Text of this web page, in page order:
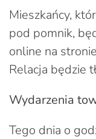
Mieszkańcy,
pod pomnik,
online na stronie
Relacja będzie
Wydarzenia
Tego dnia o